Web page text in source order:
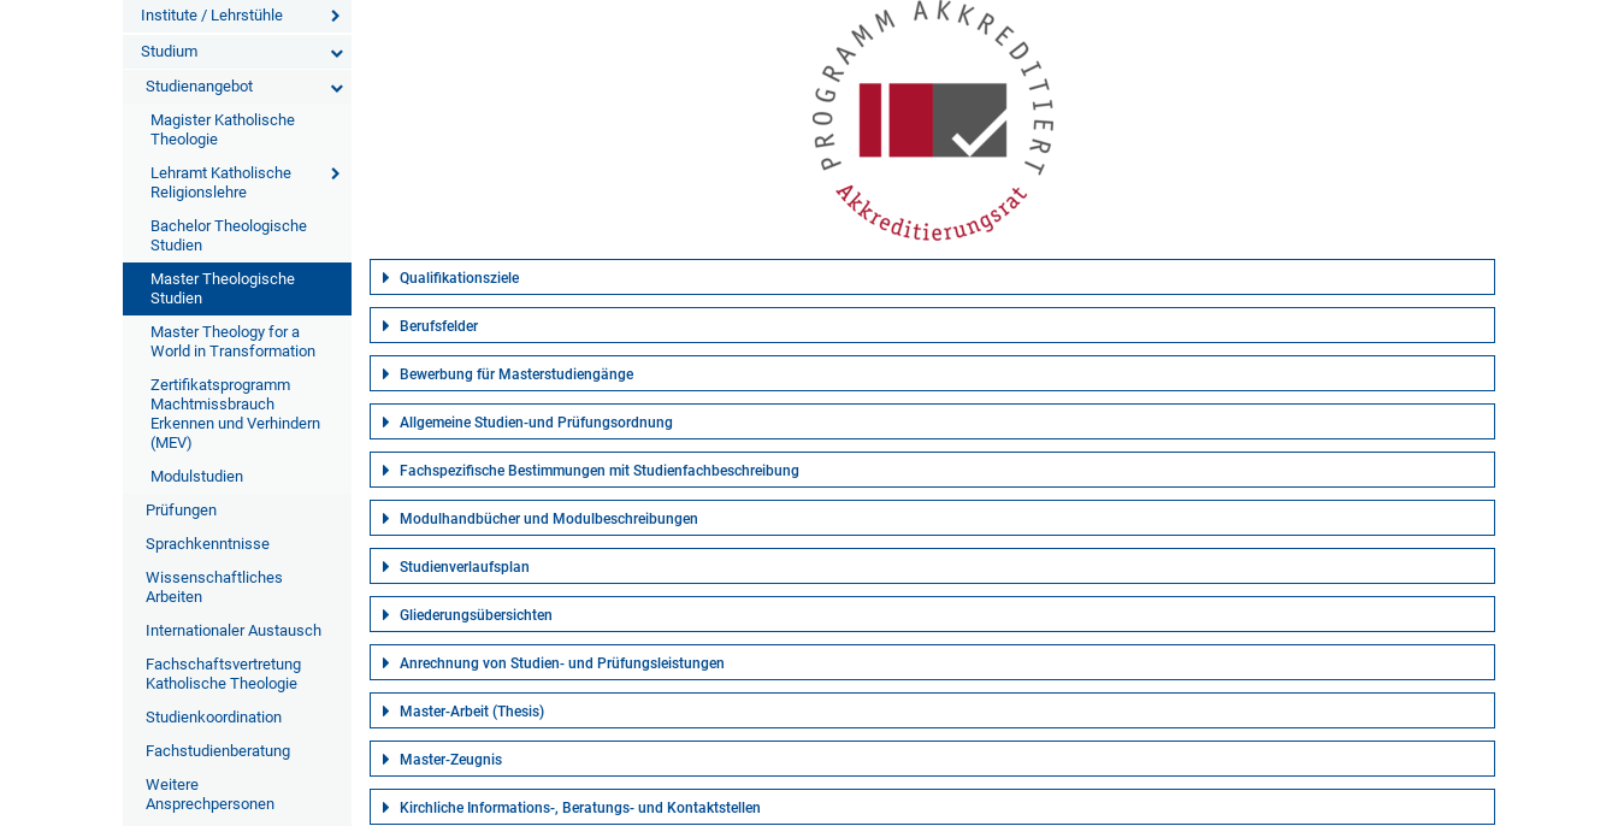
Institute / Lehrstühle
Studium
Studienangebot
Magister Katholische
Theologie
Lehramt Katholische
Religionslehre
Bachelor Theologische
Studien
Master Theologische
Studien
Master Theology for a
World in Transformation
Zertifikatsprogramm
Machtmissbrauch
Erkennen und Verhindern
(MEV)
Modulstudien
Prüfungen
Sprachkenntnisse
Wissenschaftliches
Arbeiten
Internationaler Austausch
Fachschaftsvertretung
Katholische Theologie
Studienkoordination
Fachstudienberatung
Weitere
Ansprechpersonen
Qualifikationsziele
Berufsfelder
Bewerbung für Masterstudiengänge
Allgemeine Studien-und Prüfungsordnung
Fachspezifische Bestimmungen mit Studienfachbeschreibung
Modulhandbücher und Modulbeschreibungen
Studienverlaufsplan
Gliederungsübersichten
Anrechnung von Studien- und Prüfungsleistungen
Master-Arbeit (Thesis)
Master-Zeugnis
Kirchliche Informations-, Beratungs- und Kontaktstellen